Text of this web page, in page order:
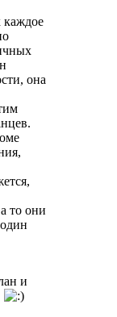
она
то они
и